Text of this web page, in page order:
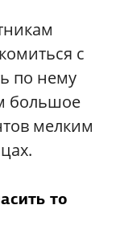
с
по нему
большое
мелким
то